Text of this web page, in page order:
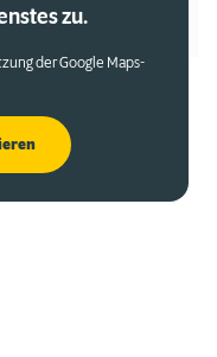
zu.
der Google Maps-